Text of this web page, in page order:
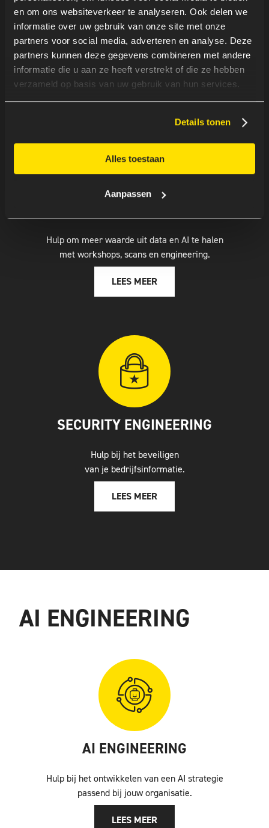
en om ons websiteverkeer te analyseren. Ook delen we
informatie over uw gebruik van onze site met onze
partners voor social media, adverteren en analyse. Deze
partners kunnen deze gegevens combineren met andere
informatie die u aan ze heeft verstrekt of die ze hebben
verzameld op basis van uw gebruik van hun services.
Details tonen
Alles toestaan
Aanpassen
Hulp bij DevOps, Cloudnative- en Migratie-
vraagstukken. Van advies tot uitvoer van onze
experts.
LEES MEER
Hulp om meer waarde uit data en AI te halen
met workshops, scans en engineering.
LEES MEER
SECURITY ENGINEERING
Hulp bij het beveiligen
van je bedrijfsinformatie.
LEES MEER
AI ENGINEERING
AI ENGINEERING
Hulp bij het ontwikkelen van een AI strategie
passend bij jouw organisatie.
LEES MEER